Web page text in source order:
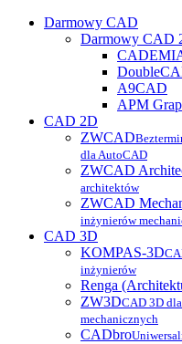
Darmowy CAD
Darmowy CAD
A9CAD
APM
CAD 2D
ZWCAD
dla AutoCAD
ZWCAD
architektów
ZWCAD
inżynierów
CAD 3D
KOMPAS-3D
inżynierów
Renga
ZW3DCAD 3D
mechanicznych
CADbro